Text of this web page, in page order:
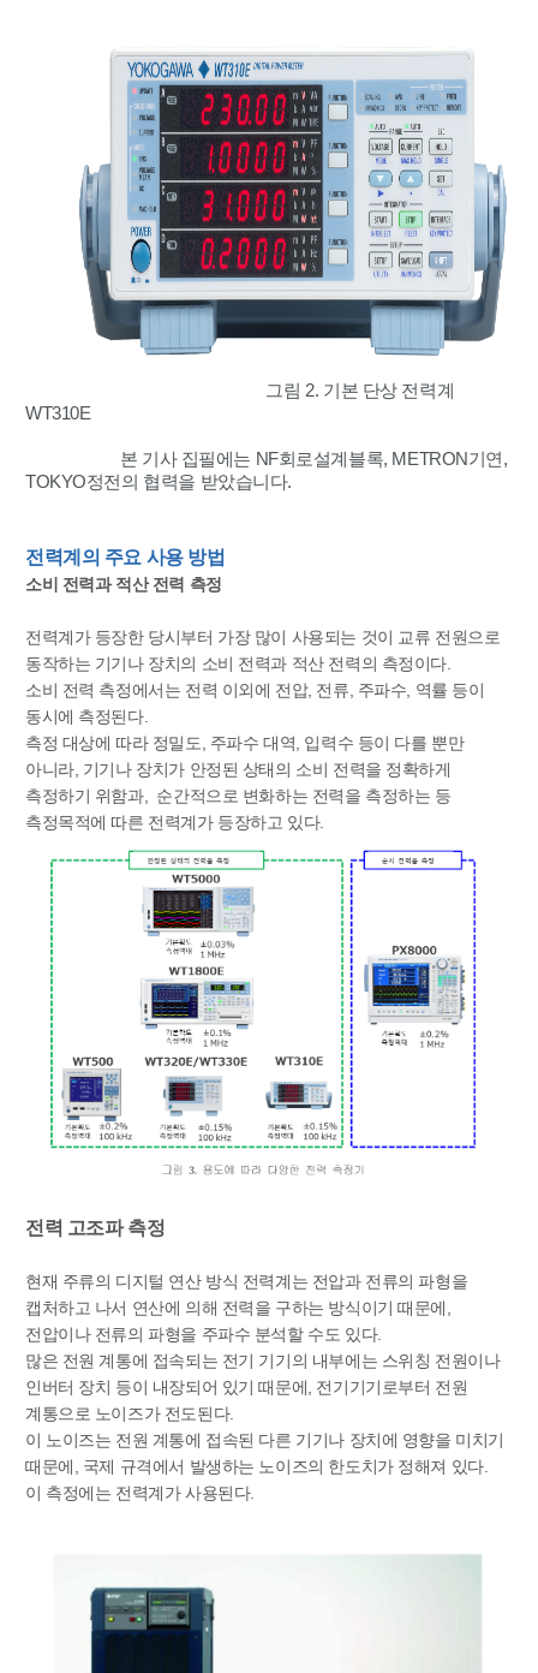
그림 2. 기본 단상 전력계
WT310E
본 기사 집필에는 NF회로설계블록, METRON기연,
TOKYO정전의 협력을 받았습니다.
전력계의 주요 사용 방법
소비 전력과 적산 전력 측정
전력계가 등장한 당시부터 가장 많이 사용되는 것이 교류 전원으로
동작하는 기기나 장치의 소비 전력과 적산 전력의 측정이다.
소비 전력 측정에서는 전력 이외에 전압, 전류, 주파수, 역률 등이
동시에 측정된다.
측정 대상에 따라 정밀도, 주파수 대역, 입력수 등이 다를 뿐만
아니라, 기기나 장치가 안정된 상태의 소비 전력을 정확하게
측정하기 위함과, 순간적으로 변화하는 전력을 측정하는 등
측정목적에 따른 전력계가 등장하고 있다.
전력 고조파 측정
현재 주류의 디지털 연산 방식 전력계는 전압과 전류의 파형을
캡처하고 나서 연산에 의해 전력을 구하는 방식이기 때문에,
전압이나 전류의 파형을 주파수 분석할 수도 있다.
많은 전원 계통에 접속되는 전기 기기의 내부에는 스위칭 전원이나
인버터 장치 등이 내장되어 있기 때문에, 전기기기로부터 전원
계통으로 노이즈가 전도된다.
이 노이즈는 전원 계통에 접속된 다른 기기나 장치에 영향을 미치기
때문에, 국제 규격에서 발생하는 노이즈의 한도치가 정해져 있다.
이 측정에는 전력계가 사용된다.